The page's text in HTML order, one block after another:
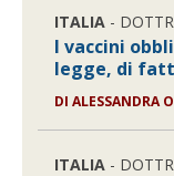
ITALIA -
I vaccini
legge, di
DIALESSANDRA
ITALIA -